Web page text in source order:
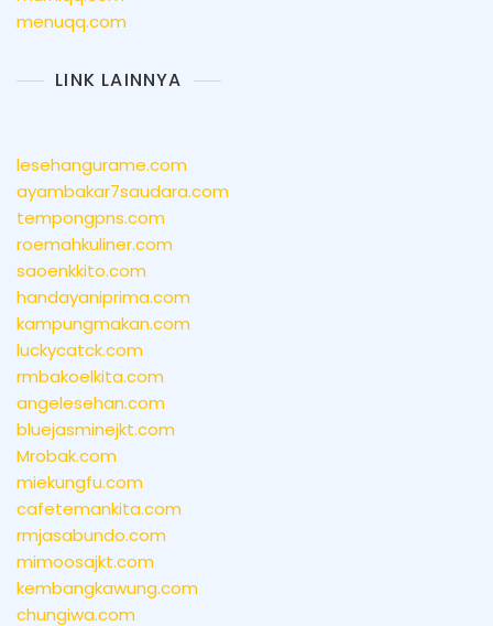
menuqq.com
LINK LAINNYA
lesehangurame.com
ayambakar7saudara.com
tempongpns.com
roemahkuliner.com
saoenkkito.com
handayaniprima.com
kampungmakan.com
luckycatck.com
rmbakoelkita.com
angelesehan.com
bluejasminejkt.com
Mrobak.com
miekungfu.com
cafetemankita.com
rmjasabundo.com
mimoosajkt.com
kembangkawung.com
chungiwa.com